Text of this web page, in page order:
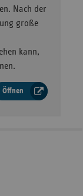
Nach der
große
kann,
Öffnen